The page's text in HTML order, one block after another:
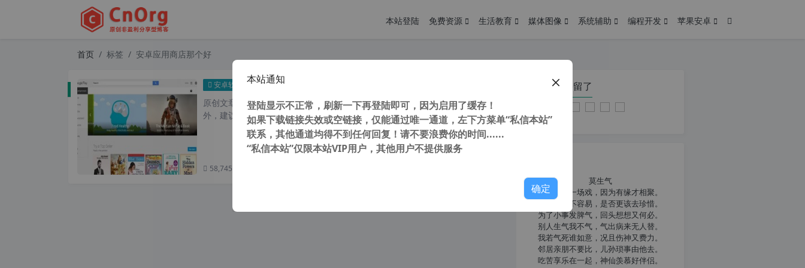
本站登陆 免费资源 生活教育 媒体图像 系统辅助 编程开发 苹果安卓
首页 标签 安卓应用商店那个好
安卓软件 安卓应用下载网站集合 安卓免费下载网站 安卓应用市场哪个好 应用市场官方下载 应用市场app下载
原创文章，转载请注明： 转载自 cnorg.12hp.de 注意： 由于网站空间位于国
外，建议避开晚上的访问高...
58,745 次浏览
您在本页停留了
莫生气
人生就像一场戏，因为有缘才相聚。
相扶到老不容易，是否更该去珍惜。
为了小事发脾气，回头想想又何必。
别人生气我不气，气出病来无人替。
我若气死谁如意，况且伤神又费力。
邻居亲朋不要比，儿孙琐事由他去。
吃苦享乐在一起，神仙羡慕好伴侣。
本站通知
登陆显示不正常，刷新一下再登陆即可，因为启用了缓存！
如果下载链接失效或空链接，仅能通过唯一通道，左下方菜单“私信本站”
联系，其他通道均得不到任何回复！请不要浪费你的时间......
“私信本站”仅限本站VIP用户，其他用户不提供服务
确定